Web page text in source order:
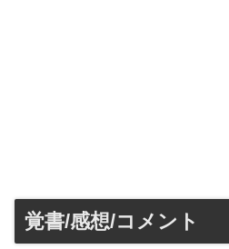
覚書/感想/コメント